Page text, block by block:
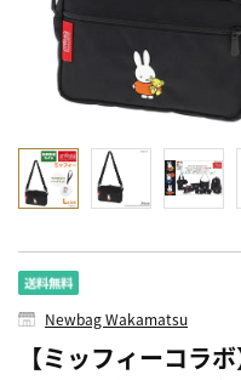
Newbag Wakamatsu
【ミッフィーコラ